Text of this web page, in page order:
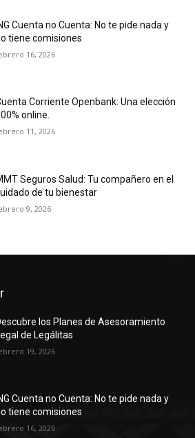
Cuenta no Cuenta: No te pide nada y
tiene comisiones
16, 2026
Corriente Openbank: Una elección
online.
11, 2026
Seguros Salud: Tu compañero en el
de tu bienestar
9, 2026
los Planes de Asesoramiento
de Legálitas
19, 2026
Cuenta no Cuenta: No te pide nada y
tiene comisiones
16, 2026